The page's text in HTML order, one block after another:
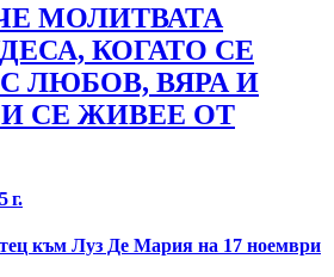
МОЛИТВАТА
КОГАТО СЕ
ЛЮБОВ, ВЯРА И
СЕ ЖИВЕЕ ОТ
г.
към Луз Де Мария на 17 ноември